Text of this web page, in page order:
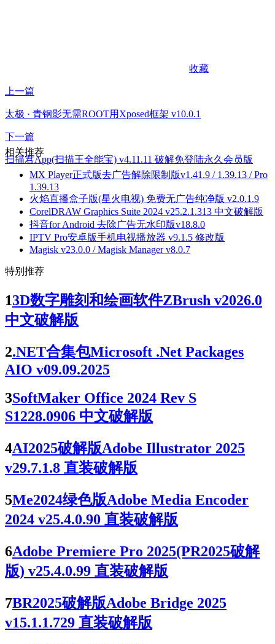
收藏
上一篇
太极 · 青钢影无需ROOT用Xposed框架 v10.0.1
下一篇
扫描君App(扫描王全能宝) v4.11.11 破解免登陆永久会员版
相关推荐
MX Player正式版去广告解除限制版v1.41.9 / 1.39.13 / Pro
1.39.13
火焰直播盒子版(星火电视) 免费无广告纯净版 v2.0.1.9
CorelDRAW Graphics Suite 2024 v25.2.1.313 中文破解版
抖音for Android 去除广告无水印版v18.8.0
IPTV Pro安卓版手机电视播放器 v9.1.5 修改版
Magisk v23.0.0 / Magisk Manager v8.0.7
特别推荐
13D数字雕刻和绘画软件ZBrush v2026.0
中文破解版
2.NET合集包Microsoft .Net Packages
AIO v09.09.2025
3SoftMaker Office 2024 Rev S
S1228.0906 中文破解版
4AI2025破解版Adobe Illustrator 2025
v29.7.1.8 直装破解版
5Me2024绿色版Adobe Media Encoder
2024 v25.4.0.90 直装破解版
6Adobe Premiere Pro 2025(PR2025破解
版) v25.4.0.99 直装破解版
7BR2025破解版Adobe Bridge 2025
v15.1.1.729 直装破解版